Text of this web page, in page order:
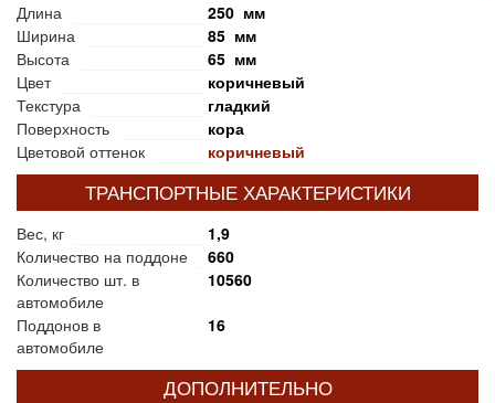
Длина
250 мм
Ширина
85 мм
Высота
65 мм
Цвет
коричневый
Текстура
гладкий
Поверхность
кора
Цветовой оттенок
коричневый
ТРАНСПОРТНЫЕ ХАРАКТЕРИСТИКИ
Вес, кг
1,9
Количество на поддоне
660
Количество шт. в
автомобиле
10560
Поддонов в
автомобиле
16
ДОПОЛНИТЕЛЬНО